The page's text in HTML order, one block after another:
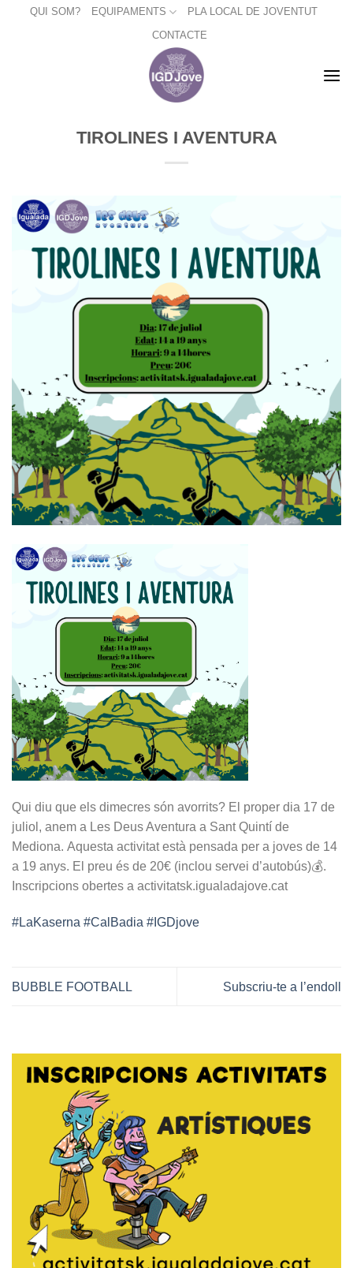
QUI SOM? EQUIPAMENTS
PLA LOCAL DE JOVENTUT
CONTACTE
TIROLINES I AVENTURA
Qui diu que els dimecres són avorrits? El proper dia 17 de
juliol, anem a Les Deus Aventura a Sant Quintí de
Mediona. Aquesta activitat està pensada per a joves de 14
a 19 anys. El preu és de 20€ (inclou servei d’autobús)💰.
Inscripcions obertes a activitatsk.igualadajove.cat
#LaKaserna #CalBadia #IGDjove
BUBBLE FOOTBALL Subscriu-te a l’endoll